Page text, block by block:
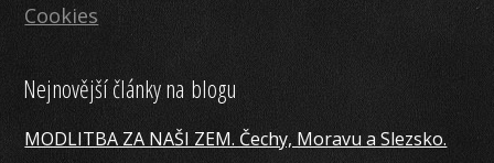
Cookies
Nejnovější články na blogu
MODLITBA ZA NAŠI ZEM. Čechy, Moravu a Slezsko.